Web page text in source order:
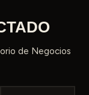
de Negocios